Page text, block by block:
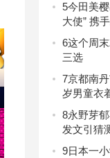
5今田美
大使” 携
6这个周
三选
7京都南
岁男童衣
8永野芽
发文引猜
9日本一